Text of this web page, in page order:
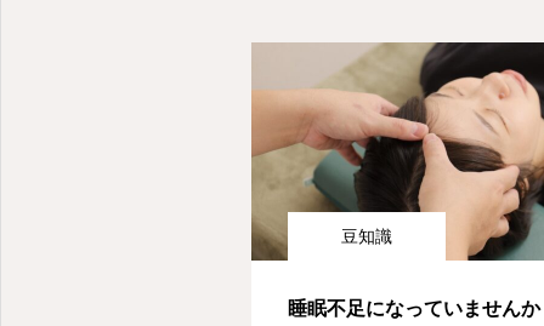
豆知識
睡眠不足になっていませんか